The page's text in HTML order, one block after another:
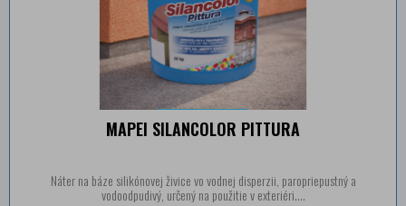
MAPEI SILANCOLOR PITTURA
Náter na báze silikónovej živice vo vodnej disperzii, paropriepustný a
vodoodpudivý, určený na použitie v exteriéri....